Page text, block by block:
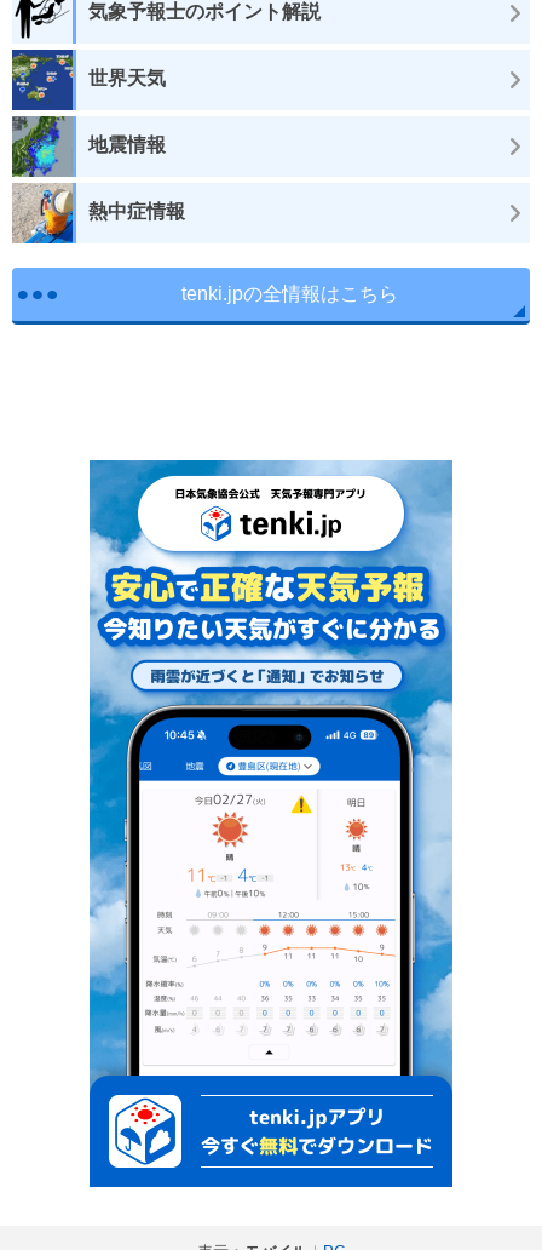
気象予報士のポイント解説
世界天気
地震情報
熱中症情報
tenki.jpの全情報はこちら